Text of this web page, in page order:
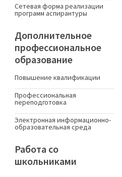
Сетевая форма реализации
программ аспирантуры
Дополнительное
профессиональное
образование
Повышение квалификации
Профессиональная
переподготовка
Электронная информационно-
образовательная среда
Работа со
школьниками